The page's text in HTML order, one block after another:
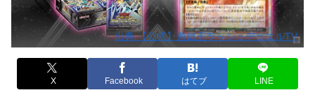
出典:【公式】遊戯王ラッシュデュエルTV
X Facebook はてブ LINE